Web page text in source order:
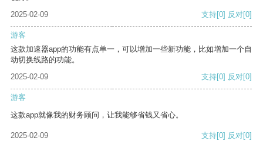
2025-02-09
支持[0] 反对[0]
游客
这款加速器app的功能有点单一，可以增加一些新功能，比如增加一个自
动切换线路的功能。
2025-02-09
支持[0] 反对[0]
游客
这款app就像我的财务顾问，让我能够省钱又省心。
2025-02-09 支持[0] 反对[0]